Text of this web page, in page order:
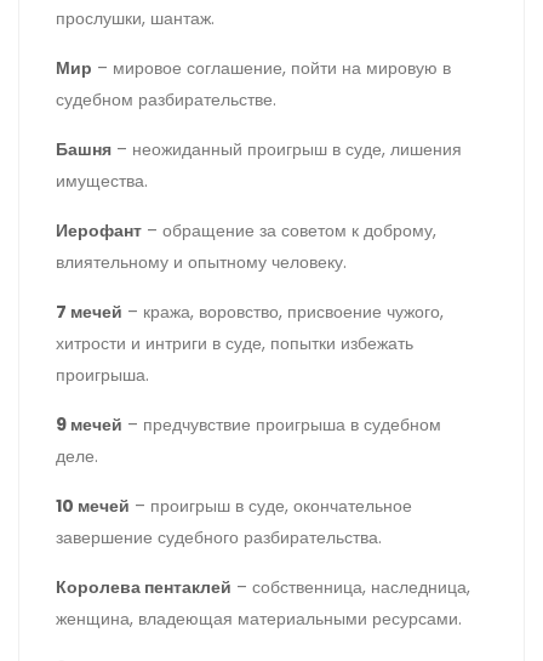
прослушки, шантаж.
Мир – мировое соглашение, пойти на мировую в
судебном разбирательстве.
Башня – неожиданный проигрыш в суде, лишения
имущества.
Иерофант – обращение за советом к доброму,
влиятельному и опытному человеку.
7 мечей – кража, воровство, присвоение чужого,
хитрости и интриги в суде, попытки избежать
проигрыша.
9 мечей – предчувствие проигрыша в судебном
деле.
10 мечей – проигрыш в суде, окончательное
завершение судебного разбирательства.
Королева пентаклей – собственница, наследница,
женщина, владеющая материальными ресурсами.